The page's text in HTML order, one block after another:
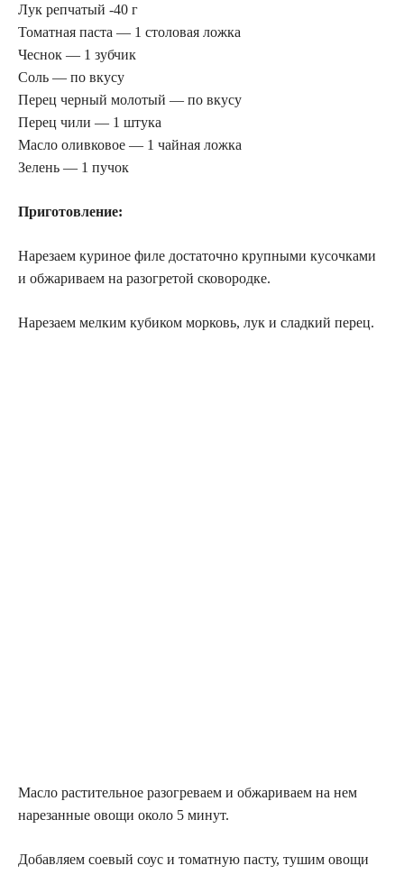
Лук репчатый -40 г
Томатная паста — 1 столовая ложка
Чеснок — 1 зубчик
Соль — по вкусу
Перец черный молотый — по вкусу
Перец чили — 1 штука
Масло оливковое — 1 чайная ложка
Зелень — 1 пучок
Приготовление:
Нарезаем куриное филе достаточно крупными кусочками
и обжариваем на разогретой сковородке.
Нарезаем мелким кубиком морковь, лук и сладкий перец.
Масло растительное разогреваем и обжариваем на нем
нарезанные овощи около 5 минут.
Добавляем соевый соус и томатную пасту, тушим овощи